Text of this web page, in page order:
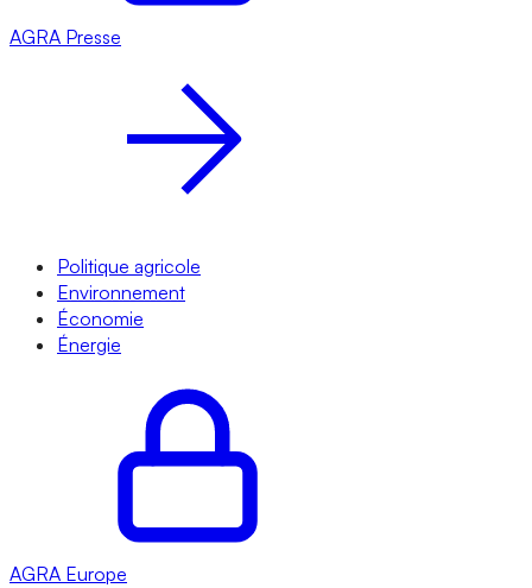
AGRA Presse
Politique agricole
Environnement
Économie
Énergie
AGRA Europe